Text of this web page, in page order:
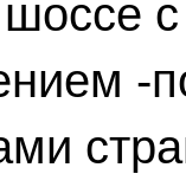
шоссе
-